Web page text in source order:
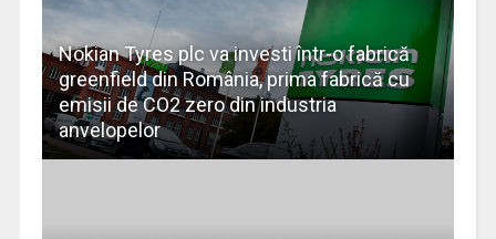
Nokian Tyres plc va investi într-o fabrică
greenfield din România, prima fabrică cu
emisii de CO2 zero din industria
anvelopelor